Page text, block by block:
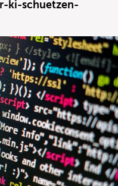
ki-schuetzen-